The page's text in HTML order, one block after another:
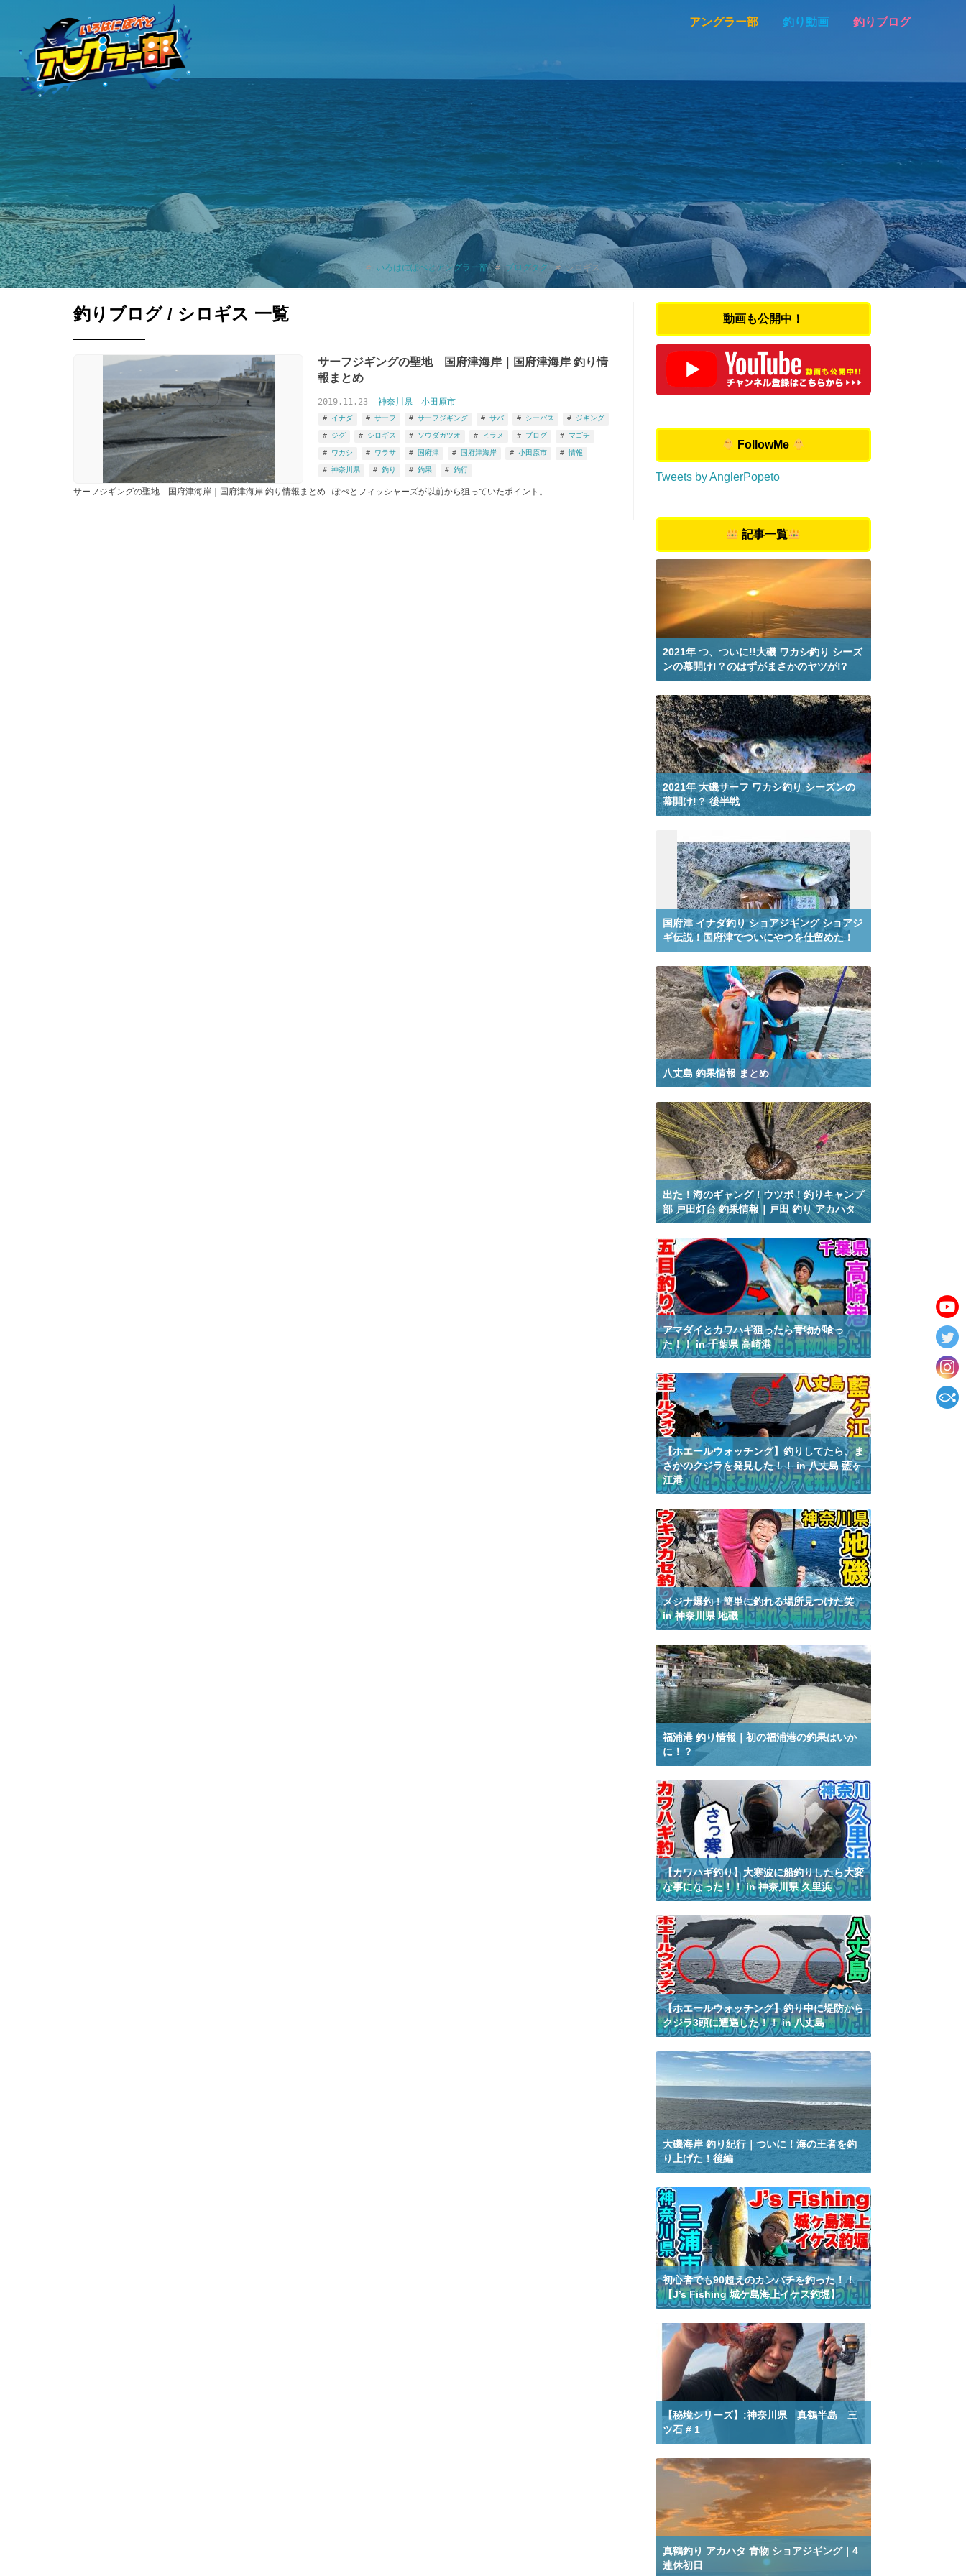
アングラー部 釣り動画 釣りブログ
いろはにぽぺとアングラー部 ブログタグ シロギス
釣りブログ / シロギス 一覧
サーフジギングの聖地 国府津海岸｜国府津海岸 釣り情
報まとめ
2019.11.23 神奈川県 小田原市
イナダ サーフ サーフジギング サバ シーバス ジギング
ジグ シロギス ソウダガツオ ヒラメ ブログ マゴチ
ワカシ ワラサ 国府津 国府津海岸 小田原市 情報
神奈川県 釣り 釣果 釣行
サーフジギングの聖地 国府津海岸｜国府津海岸 釣り情報まとめ ぽぺとフィッシャーズが以前から狙っていたポイント。 ……
動画も公開中！
FollowMe
Tweets by AnglerPopeto
記事一覧